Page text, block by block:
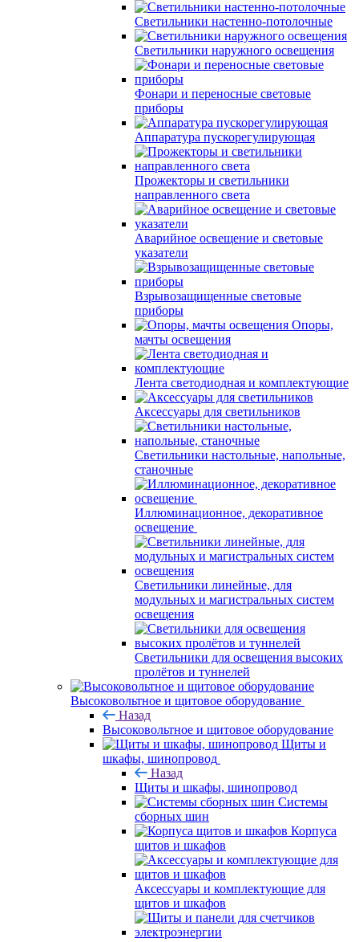
Светильники настенно-потолочные
Светильники наружного освещения
Фонари и переносные световые
приборы
Аппаратура пускорегулирующая
Прожекторы и светильники
направленного света
Аварийное освещение и световые
указатели
Взрывозащищенные световые
приборы
Опоры,
мачты освещения
Лента светодиодная и комплектующие
Аксессуары для светильников
Светильники настольные, напольные,
станочные
Иллюминационное, декоративное
освещение
Светильники линейные, для
модульных и магистральных систем
освещения
Светильники для освещения высоких
пролётов и туннелей
Высоковольтное и щитовое оборудование
Назад
Высоковольтное и щитовое оборудование
Щиты и
шкафы, шинопровод
Назад
Щиты и шкафы, шинопровод
Системы
сборных шин
Корпуса
щитов и шкафов
Аксессуары и комплектующие для
щитов и шкафов